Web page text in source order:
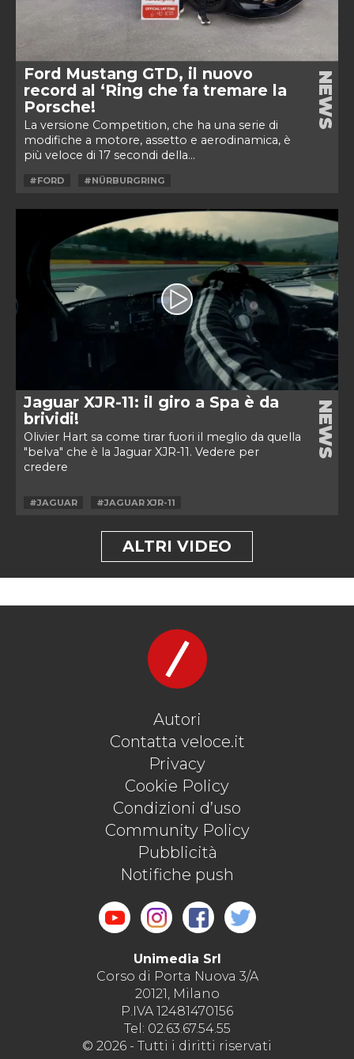
Ford Mustang GTD, il nuovo
record al ‘Ring che fa tremare la
Porsche!
La versione Competition, che ha una serie di
modifiche a motore, assetto e aerodinamica, è
più veloce di 17 secondi della...
NEWS
#FORD #NÜRBURGRING
Jaguar XJR-11: il giro a Spa è da
brividi!
Olivier Hart sa come tirar fuori il meglio da quella
"belva" che è la Jaguar XJR-11. Vedere per
credere
NEWS
#JAGUAR #JAGUAR XJR-11
ALTRI VIDEO
Autori
Contatta veloce.it
Privacy
Cookie Policy
Condizioni d’uso
Community Policy
Pubblicità
Notifiche push
Unimedia Srl
Corso di Porta Nuova 3/A
20121, Milano
P.IVA 12481470156
Tel: 02.63.67.54.55
© 2026 - Tutti i diritti riservati